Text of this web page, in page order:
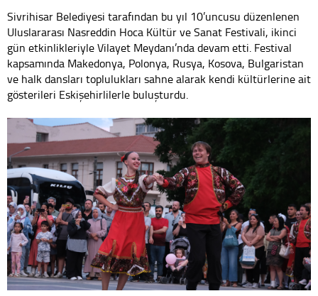
Sivrihisar Belediyesi tarafından bu yıl 10’uncusu düzenlenen
Uluslararası Nasreddin Hoca Kültür ve Sanat Festivali, ikinci
gün etkinlikleriyle Vilayet Meydanı’nda devam etti. Festival
kapsamında Makedonya, Polonya, Rusya, Kosova, Bulgaristan
ve halk dansları toplulukları sahne alarak kendi kültürlerine ait
gösterileri Eskişehirlilerle buluşturdu.